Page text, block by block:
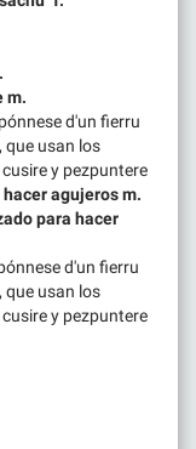
m.
d'un fierru
que usan los
y pezpuntere
agujeros m.
para hacer
d'un fierru
que usan los
y pezpuntere